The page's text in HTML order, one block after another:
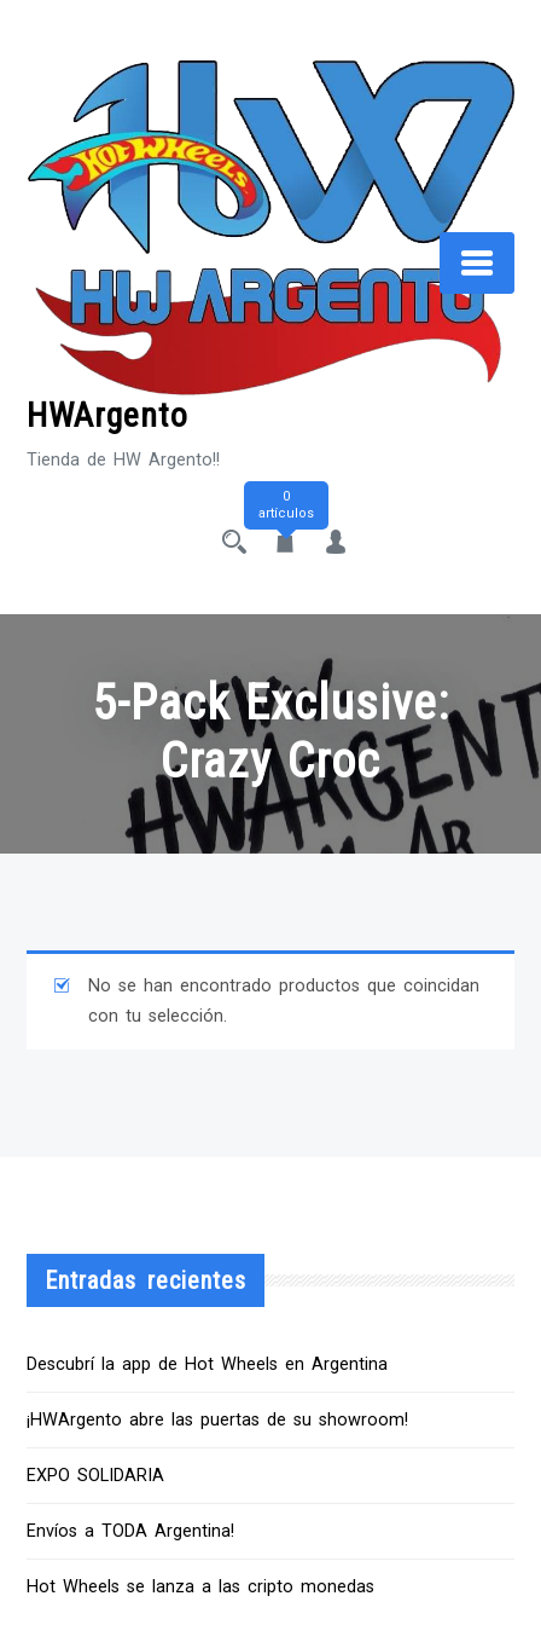
HWArgento
Tienda de HW Argento!!
0
artículos
5-Pack Exclusive:
Crazy Croc
No se han encontrado productos que coincidan
con tu selección.
Entradas recientes
Descubrí la app de Hot Wheels en Argentina
¡HWArgento abre las puertas de su showroom!
EXPO SOLIDARIA
Envíos a TODA Argentina!
Hot Wheels se lanza a las cripto monedas